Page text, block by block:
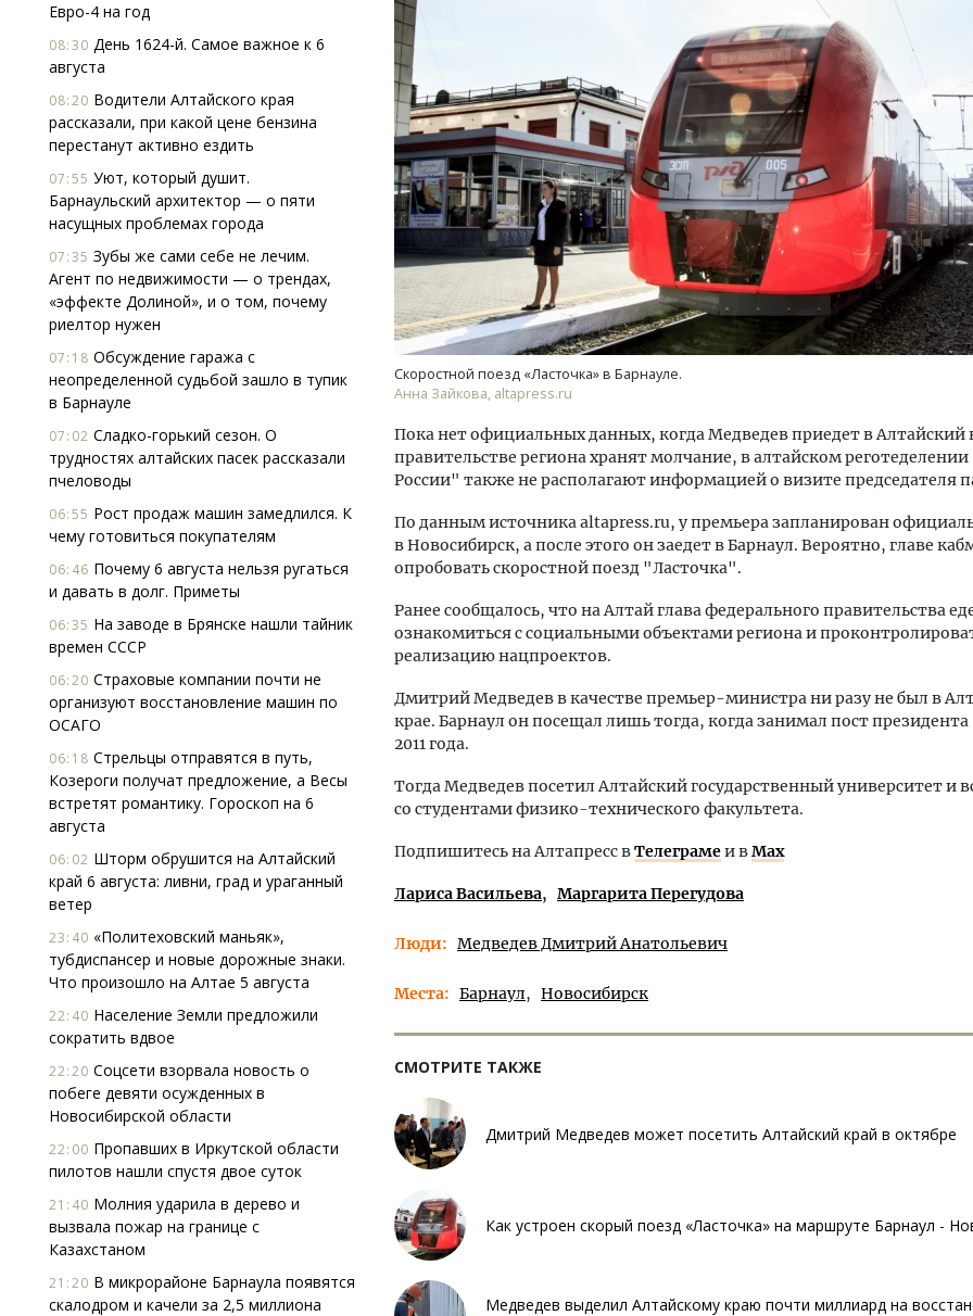
Евро-4 на год
08:30 День 1624-й. Самое важное к 6
августа
08:20 Водители Алтайского края
рассказали, при какой цене бензина
перестанут активно ездить
07:55 Уют, который душит.
Барнаульский архитектор — о пяти
насущных проблемах города
07:35 Зубы же сами себе не лечим.
Агент по недвижимости — о трендах,
«эффекте Долиной», и о том, почему
риелтор нужен
07:18 Обсуждение гаража с
неопределенной судьбой зашло в тупик
в Барнауле
07:02 Сладко-горький сезон. О
трудностях алтайских пасек рассказали
пчеловоды
06:55 Рост продаж машин замедлился. К
чему готовиться покупателям
06:46 Почему 6 августа нельзя ругаться
и давать в долг. Приметы
06:35 На заводе в Брянске нашли тайник
времен СССР
06:20 Страховые компании почти не
организуют восстановление машин по
ОСАГО
06:18 Стрельцы отправятся в путь,
Козероги получат предложение, а Весы
встретят романтику. Гороскоп на 6
августа
06:02 Шторм обрушится на Алтайский
край 6 августа: ливни, град и ураганный
ветер
23:40 «Политеховский маньяк»,
тубдиспансер и новые дорожные знаки.
Что произошло на Алтае 5 августа
22:40 Население Земли предложили
сократить вдвое
22:20 Соцсети взорвала новость о
побеге девяти осужденных в
Новосибирской области
22:00 Пропавших в Иркутской области
пилотов нашли спустя двое суток
21:40 Молния ударила в дерево и
вызвала пожар на границе с
Казахстаном
21:20 В микрорайоне Барнаула появятся
скалодром и качели за 2,5 миллиона
Скоростной поезд «Ласточка» в Барнауле.
Анна Зайкова, altapress.ru
Пока нет официальных данных, когда Медведев приедет в Алтайский
правительстве региона хранят молчание, в алтайском
России" также не располагают информацией о визите председателя
По данным источника altapress.ru, у премьера запланирован
в Новосибирск, а после этого он заедет в Барнаул. Вероятно, главе
опробовать скоростной поезд "Ласточка".
Ранее сообщалось, что на Алтай глава федерального правительства
ознакомиться с социальными объектами региона и
реализацию нацпроектов.
Дмитрий Медведев в качестве премьер-министра ни разу не был в
крае. Барнаул он посещал лишь тогда, когда занимал пост
2011 года.
Тогда Медведев посетил Алтайский государственный университет и
со студентами физико-технического факультета.
Подпишитесь на Алтапресс вТелеграмеи вMax
Лариса Васильева Маргарита Перегудова
Люди Медведев Дмитрий Анатольевич
Места Барнаул Новосибирск
СМОТРИТЕ ТАКЖЕ
Дмитрий Медведев может посетить Алтайский край в октябре
Как устроен скорый поезд «Ласточка» на маршруте Барнаул -
Медведев выделил Алтайскому краю почти миллиард на
Архитектурный код
земли. Мощение
плитами становится
стандартом
СТРОИТЕЛЬСТВО